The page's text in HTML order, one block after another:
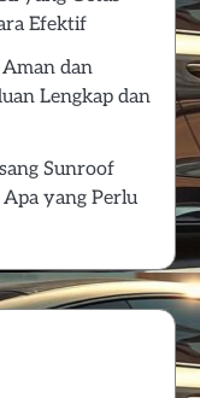
Efektif
dan
Lengkap dan
Sunroof
yang Perlu